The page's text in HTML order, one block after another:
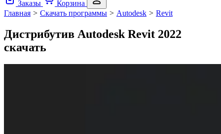
Заказы
Корзина
Главная > Скачать программы > Autodesk > Revit
Дистрибутив Autodesk Revit 2022
скачать